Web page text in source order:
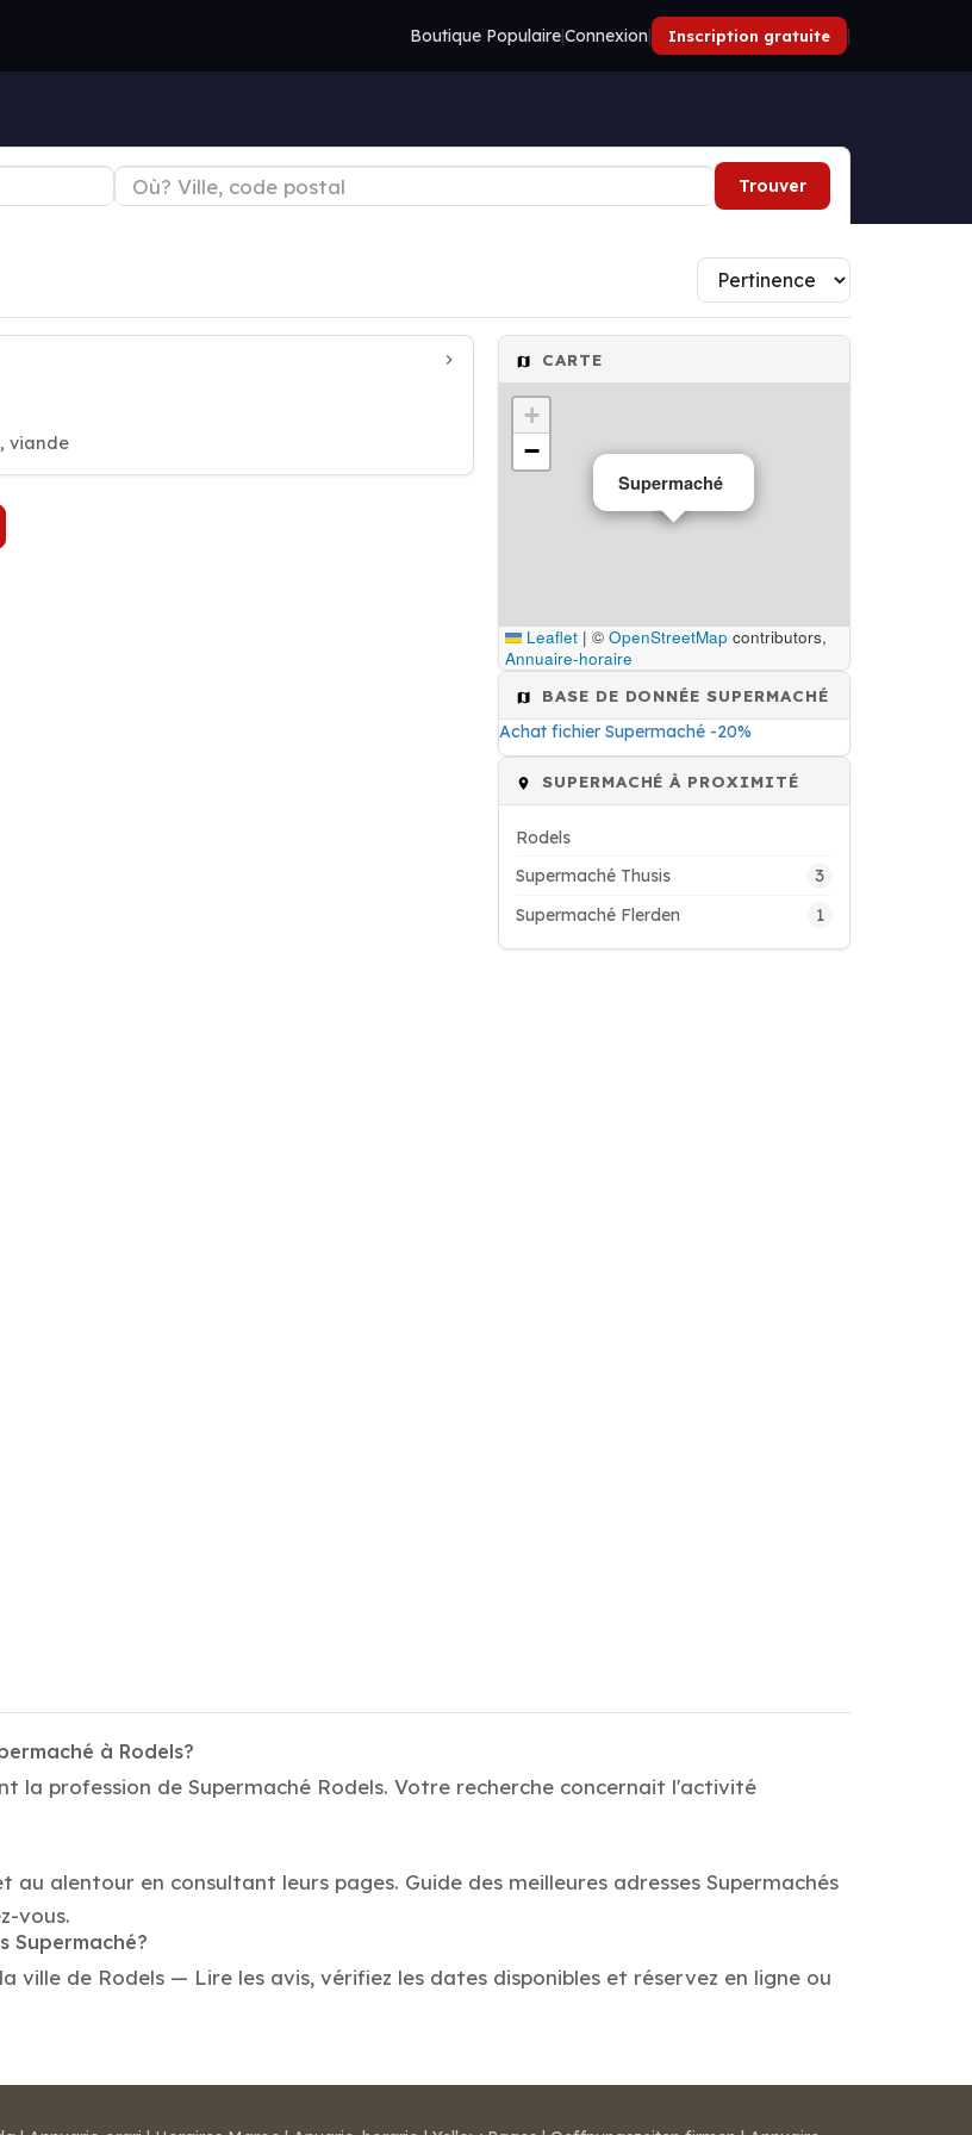
Boutique Populaire|Connexion| Inscription gratuite |
Trouver
viande
CARTE
Supermaché
+
−
Leaflet | © OpenStreetMap contributors,
Annuaire-horaire
BASE DE DONNÉE SUPERMACHÉ
Achat fichier Supermaché -20%
SUPERMACHÉ À PROXIMITÉ
Rodels
Supermaché Thusis
3
Supermaché Flerden 1
à Rodels?
la profession de Supermaché Rodels. Votre recherche concernait l'activité
alentour en consultant leurs pages. Guide des meilleures adresses Supermachés
vous.
Supermaché?
ville de Rodels — Lire les avis, vérifiez les dates disponibles et réservez en ligne ou